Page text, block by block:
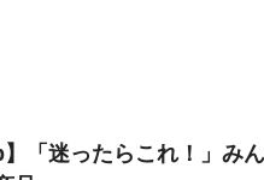
「迷ったらこれ！」み